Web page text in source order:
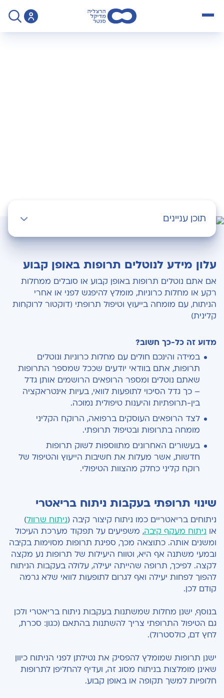
תוכן עניינים
שינוי תרופתי בעקבות ניתוח בריאטרי
מה היא רוקחות קלינית?
מהם תחומי הפעילות וההתמחות של הרוקח הקליני?
עלון מידע לנוטלים תרופות באופן קבוע
אם אתם נוטלים תרופות באופן קבוע או סובלים ממחלות
רקע או מחלות כרוניות, מומלץ להיפגש לפני או אחרי
הניתוח, עם מומחה בייעוץ וטיפול תרופתי (דוקטור לרוקחות
קלינית)
מדוע זה כל-כך חשוב?
במידה והינכם חולים עם מחלות כרוניות ונוטלים
תרופות, אתם בוודאי יודעים שככל שמספר התרופות
שאתם נוטלים ומספר הרופאים הרושמים אותן גדל
– כך גדל הסיכוי לתופעות לוואי, בעיות אינטראקציה
בין-תרופתיות והיענות טיפולית נמוכה.
לצד הרופאים העוסקים ברפואה, הרוקח הקליני
מומחה בתרופות ובטיפול תרופתי.
בעשורים האחרונים מתווספות לשוק תרופות
חדשות, אשר מעלות את חשיבות הייעוץ והטיפול של
רוקח קליני כחלק מהצוות הטיפולי.
שינוי תרופתי בעקבות ניתוח בריאטרי
ניתוחים בריאטריים כמו ניתוח קיצור קיבה (ניתוח שרוול)
או ניתוח מעקף קיבה, משפיעים על תפקוד מערכת העיכול
ומשנים אותה. כתוצאה מכך, ספיגת תרופות מסוימות בקיבה
ובמעי משתנה אף היא, וטווח היעילות של תרופות נע מקצה
לקצה. לפיכך, תרופה שהייתה יעילה, עלולה בעקבות הניתוח
להפוך לפחות יעילה ואף לגרום לתופעות לוואי שלא גרמה
קודם לכן.
בנוסף, ישנן מחלות שמשתנות בעקבות ניתוח בריאטרי ולכן
גם הטיפול התרופתי צריך להשתנות בהתאם (כגון: סכרת,
לחץ דם, כולסטרול).
ישנן תרופות שמומלץ להפסיק את נטילתן לפני הניתוח כיוון
שאינן מומלצות בניתוח מסוג זה, ועדיף להחליפן לתרופות
חלופיות למשך תקופה או באופן קבוע.